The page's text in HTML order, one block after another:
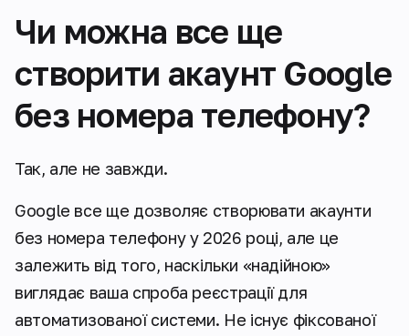
Чи можна все ще
створити акаунт Google
без номера телефону?
Так, але не завжди.
Google все ще дозволяє створювати акаунти
без номера телефону у 2026 році, але це
залежить від того, наскільки «надійною»
виглядає ваша спроба реєстрації для
автоматизованої системи. Не існує фіксованої